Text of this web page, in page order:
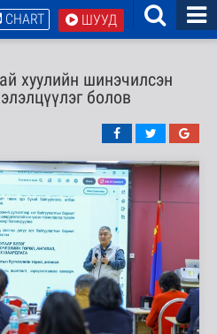
ШУУД
CHART
хуулийн шинэчилсэн
болов